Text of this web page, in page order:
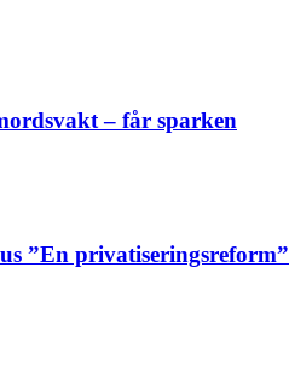
– får sparken
”En privatiseringsreform”